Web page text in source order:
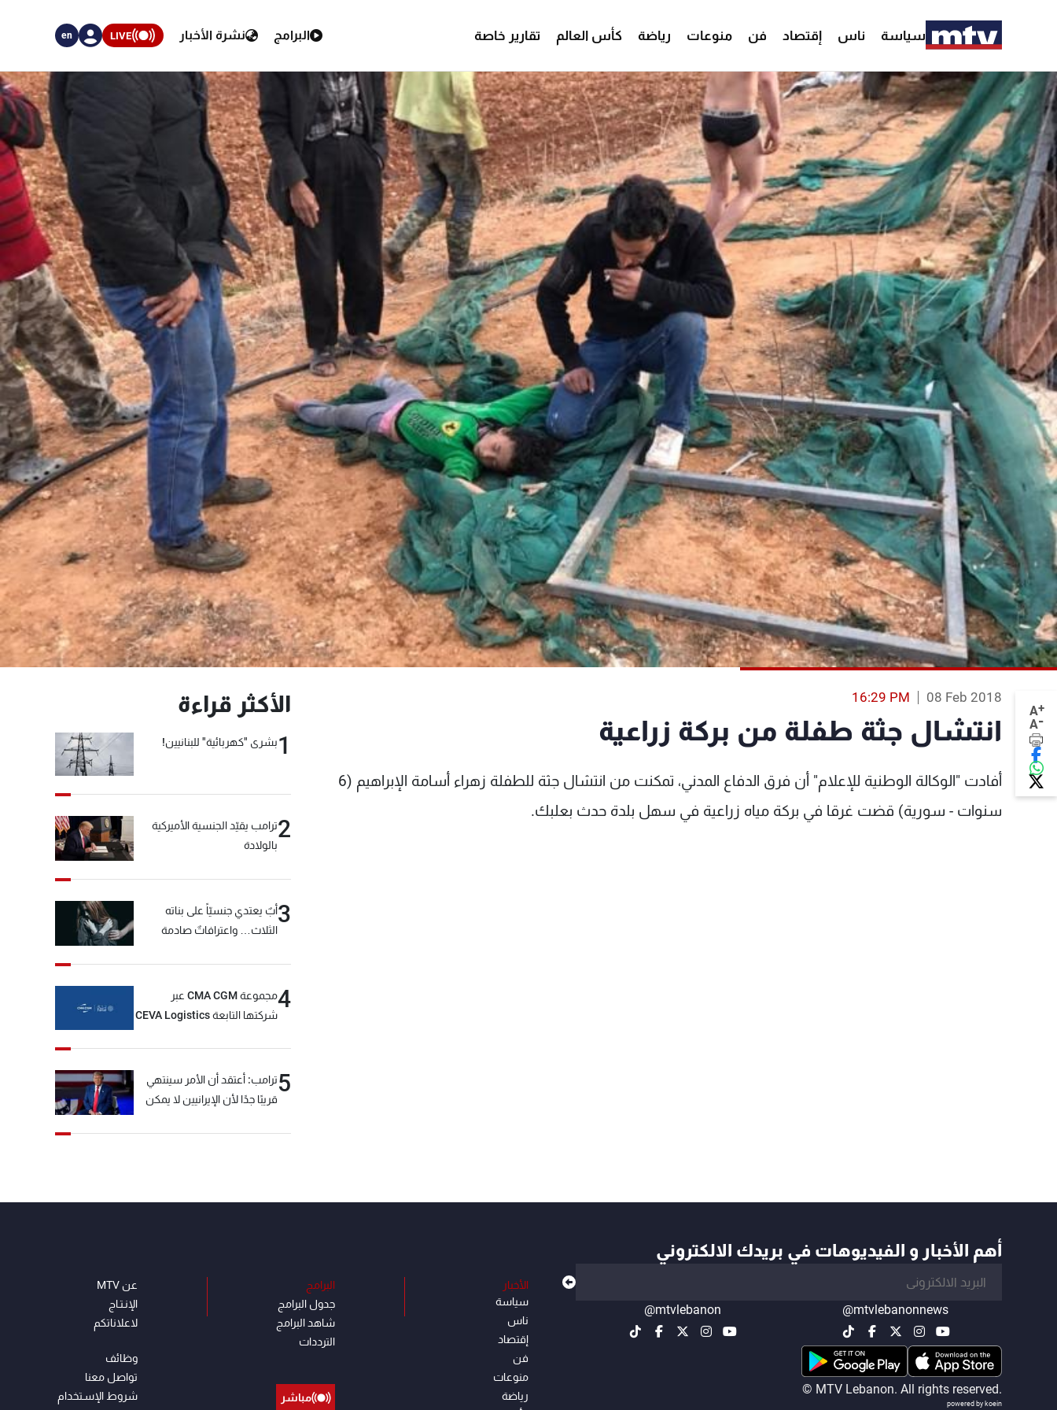
سياسة ناس إقتصاد فن منوعات رياضة كأس العالم تقارير خاصة البرامج نشرة الأخبار LIVE
en
A+
A-
08 Feb 2018
16:29 PM
انتشال جثة طفلة من بركة زراعية
أفادت "الوكالة الوطنية للإعلام" أن فرق الدفاع المدني، تمكنت من انتشال جثة للطفلة زهراء أسامة الإبراهيم (6
سنوات - سورية) قضت غرقا في بركة مياه زراعية في سهل بلدة حدث بعلبك.
الأكثر قراءة
1بشرى "كهربائية" للبنانيين!
2ترامب يقيّد الجنسية الأميركية
بالولادة
3أبٌ يعتدي جنسيّاً على بناته
الثلاث… واعترافاتٌ صادمة
4
مجموعة CMA CGM عبر
شركتها التابعة CEVA Logistics
5ترامب: أعتقد أن الأمر سينتهي
قريبًا جدًا لأن الإيرانيين لا يمكن
أهم الأخبار و الفيديوهات في بريدك الالكتروني
@mtvlebanonnews
@mtvlebanon
© MTV Lebanon. All rights reserved.
powered by koein
الأخبار
سياسة
ناس
إقتصاد
فن
منوعات
رياضة
البرامج
جدول البرامج
شاهد البرامج
الترددات
مباشر
عن MTV
الإنـتـاج
لاعلاناتكم
وظائف
تواصل معنا
شروط الإسـتخدام